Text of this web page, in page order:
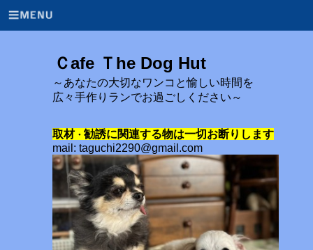
Ｃafe Ｔhe Dog Hut
～あなたの大切なワンコと愉しい時間を
広々手作りランでお過ごしください～
取材・ 勧誘に関連する物は一切お断りします
mail: taguchi2290@gmail.com